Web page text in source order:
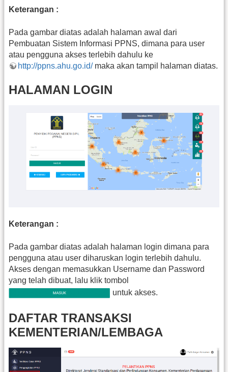
Keterangan :
Pada gambar diatas adalah halaman awal dari
Pembuatan Sistem Informasi PPNS, dimana para user
atau pengguna akses terlebih dahulu ke
http://ppns.ahu.go.id/maka akan tampil halaman diatas.
HALAMAN LOGIN
Keterangan :
Pada gambar diatas adalah halaman login dimana para
pengguna atau user diharuskan login terlebih dahulu.
Akses dengan memasukkan Username dan Password
yang telah dibuat, lalu klik tombol
untuk akses.
DAFTAR TRANSAKSI
KEMENTERIAN/LEMBAGA